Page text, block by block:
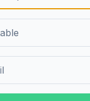
d'inscription pour